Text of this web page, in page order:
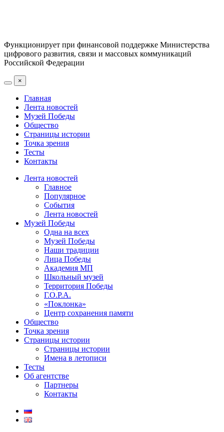
Функционирует при финансовой поддержке Министерства
цифрового развития, связи и массовых коммуникаций
Российской Федерации
×
Главная
Лента новостей
Музей Победы
Общество
Страницы истории
Точка зрения
Тесты
Контакты
Лента новостей
Главное
Популярное
События
Лента новостей
Музей Победы
Одна на всех
Музей Победы
Наши традиции
Лица Победы
Академия МП
Школьный музей
Территория Победы
Г.О.Р.А.
«Поклонка»
Центр сохранения памяти
Общество
Точка зрения
Страницы истории
Страницы истории
Имена в летописи
Тесты
Об агентстве
Партнеры
Контакты